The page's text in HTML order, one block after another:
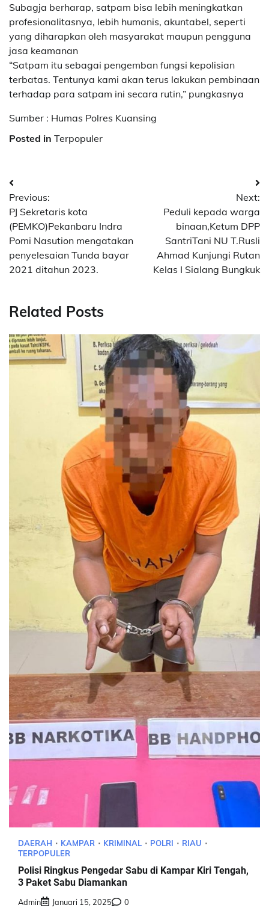
Subagja berharap, satpam bisa lebih meningkatkan
profesionalitasnya, lebih humanis, akuntabel, seperti
yang diharapkan oleh masyarakat maupun pengguna
jasa keamanan
“Satpam itu sebagai pengemban fungsi kepolisian
terbatas. Tentunya kami akan terus lakukan pembinaan
terhadap para satpam ini secara rutin,” pungkasnya
Sumber : Humas Polres Kuansing
Posted in Terpopuler
Navigasi
pos
Previous:
PJ Sekretaris kota
(PEMKO)Pekanbaru Indra
Pomi Nasution mengatakan
penyelesaian Tunda bayar
2021 ditahun 2023.
Next:
Peduli kepada warga
binaan,Ketum DPP
SantriTani NU T.Rusli
Ahmad Kunjungi Rutan
Kelas I Sialang Bungkuk
Related Posts
DAERAH KAMPAR KRIMINAL POLRI
RIAU
TERPOPULER
Polisi Ringkus Pengedar Sabu di Kampar Kiri Tengah,
3 Paket Sabu Diamankan
Admin Januari 15, 2025 0